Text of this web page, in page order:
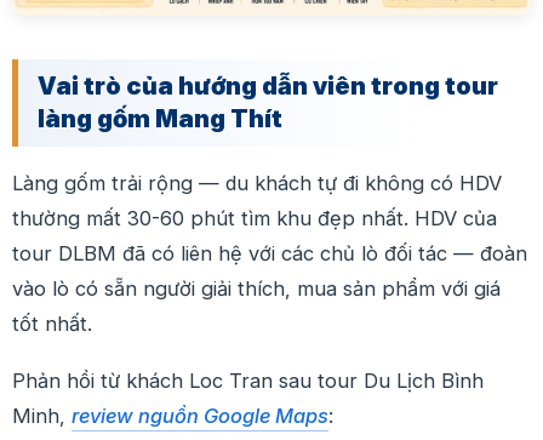
Vai trò của hướng dẫn viên trong tour
làng gốm Mang Thít
Làng gốm trải rộng — du khách tự đi không có HDV
thường mất 30-60 phút tìm khu đẹp nhất. HDV của
tour DLBM đã có liên hệ với các chủ lò đối tác — đoàn
vào lò có sẵn người giải thích, mua sản phẩm với giá
tốt nhất.
Phản hồi từ khách Loc Tran sau tour Du Lịch Bình
Minh, review nguồn Google Maps: